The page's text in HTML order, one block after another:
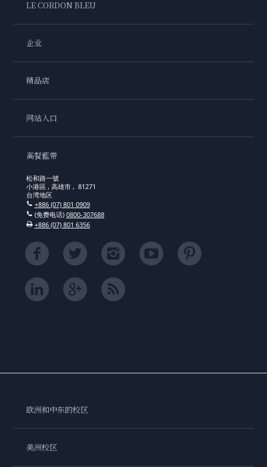
LE CORDON BLEU
企业
精品店
网站入口
高餐藍帶
松和路一號
小港區 , 高雄市 , 81271
台湾地区
+886 (07) 801 0909
(免费电话) 0800-307688
+886 (07) 801 6356
欧洲和中东的校区
美洲校区